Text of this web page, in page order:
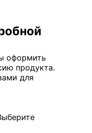
оформить
продукта.
для